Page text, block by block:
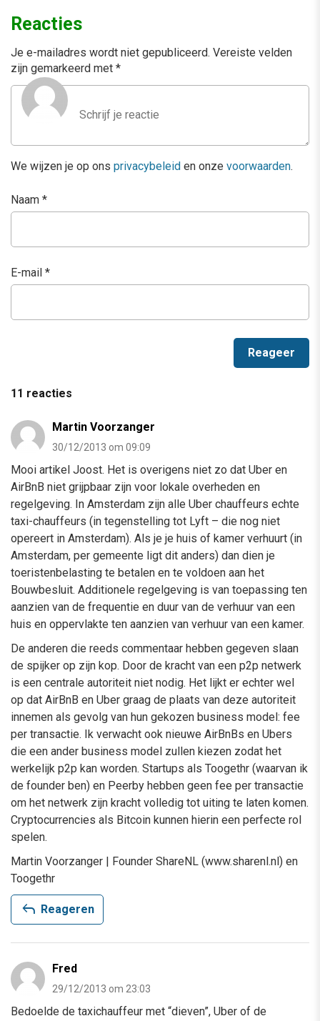
Reacties
Je e-mailadres wordt niet gepubliceerd. Vereiste velden
zijn gemarkeerd met *
We wijzen je op ons privacybeleid en onze voorwaarden.
Naam *
E-mail *
11 reacties
Martin Voorzanger
30/12/2013 om 09:09
Mooi artikel Joost. Het is overigens niet zo dat Uber en
AirBnB niet grijpbaar zijn voor lokale overheden en
regelgeving. In Amsterdam zijn alle Uber chauffeurs echte
taxi-chauffeurs (in tegenstelling tot Lyft – die nog niet
opereert in Amsterdam). Als je je huis of kamer verhuurt (in
Amsterdam, per gemeente ligt dit anders) dan dien je
toeristenbelasting te betalen en te voldoen aan het
Bouwbesluit. Additionele regelgeving is van toepassing ten
aanzien van de frequentie en duur van de verhuur van een
huis en oppervlakte ten aanzien van verhuur van een kamer.
De anderen die reeds commentaar hebben gegeven slaan
de spijker op zijn kop. Door de kracht van een p2p netwerk
is een centrale autoriteit niet nodig. Het lijkt er echter wel
op dat AirBnB en Uber graag de plaats van deze autoriteit
innemen als gevolg van hun gekozen business model: fee
per transactie. Ik verwacht ook nieuwe AirBnBs en Ubers
die een ander business model zullen kiezen zodat het
werkelijk p2p kan worden. Startups als Toogethr (waarvan ik
de founder ben) en Peerby hebben geen fee per transactie
om het netwerk zijn kracht volledig tot uiting te laten komen.
Cryptocurrencies als Bitcoin kunnen hierin een perfecte rol
spelen.
Martin Voorzanger | Founder ShareNL (www.sharenl.nl) en
Toogethr
reply Reageren
Fred
29/12/2013 om 23:03
Bedoelde de taxichauffeur met “dieven”, Uber of de